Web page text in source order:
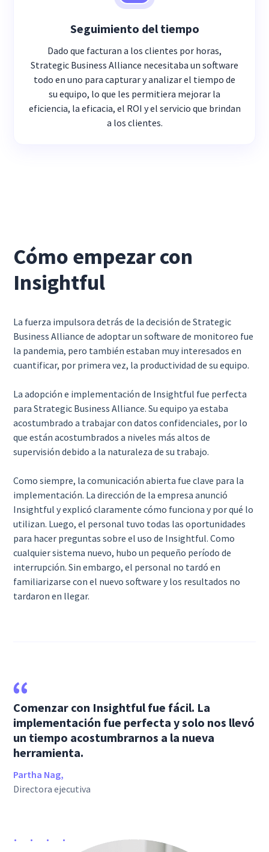
Seguimiento del tiempo
Dado que facturan a los clientes por horas,
Strategic Business Alliance necesitaba un software
todo en uno para capturar y analizar el tiempo de
su equipo, lo que les permitiera mejorar la
eficiencia, la eficacia, el ROI y el servicio que brindan
a los clientes.
Cómo empezar con
Insightful
La fuerza impulsora detrás de la decisión de Strategic
Business Alliance de adoptar un software de monitoreo fue
la pandemia, pero también estaban muy interesados en
cuantificar, por primera vez, la productividad de su equipo.
La adopción e implementación de Insightful fue perfecta
para Strategic Business Alliance. Su equipo ya estaba
acostumbrado a trabajar con datos confidenciales, por lo
que están acostumbrados a niveles más altos de
supervisión debido a la naturaleza de su trabajo.
Como siempre, la comunicación abierta fue clave para la
implementación. La dirección de la empresa anunció
Insightful y explicó claramente cómo funciona y por qué lo
utilizan. Luego, el personal tuvo todas las oportunidades
para hacer preguntas sobre el uso de Insightful. Como
cualquier sistema nuevo, hubo un pequeño período de
interrupción. Sin embargo, el personal no tardó en
familiarizarse con el nuevo software y los resultados no
tardaron en llegar.
Comenzar con Insightful fue fácil. La
implementación fue perfecta y solo nos llevó
un tiempo acostumbrarnos a la nueva
herramienta.
Partha Nag,
Directora ejecutiva